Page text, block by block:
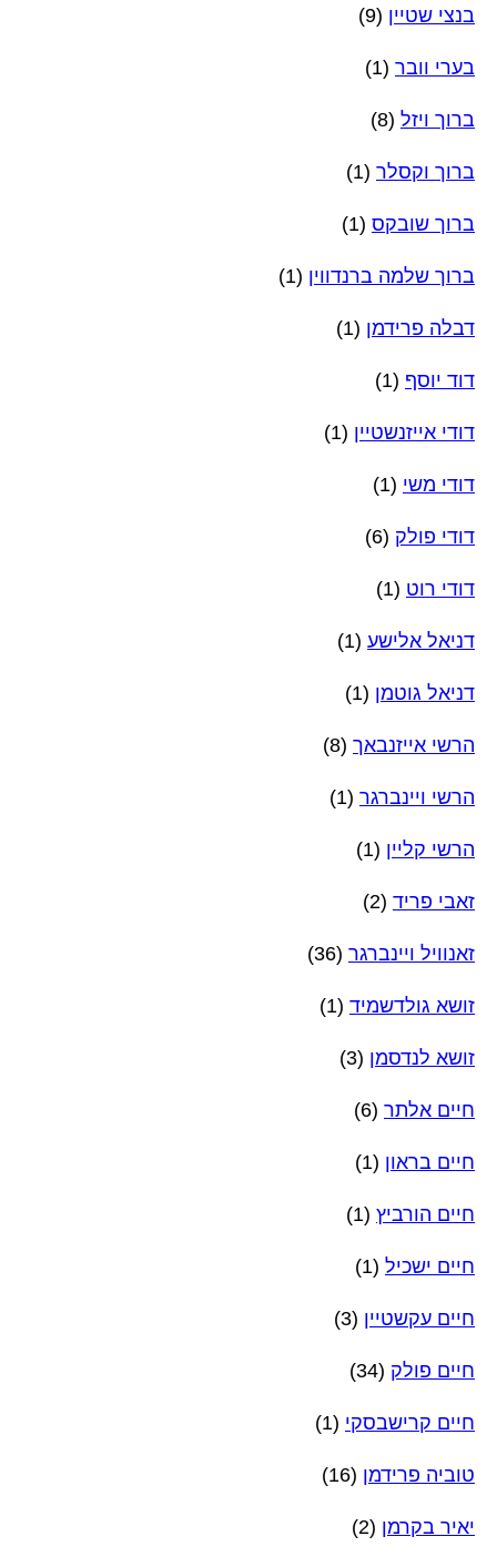
בנצי שטיין (9)
בערי וובר (1)
ברוך ויזל (8)
ברוך וקסלר (1)
ברוך שובקס (1)
ברוך שלמה ברנדווין (1)
דבלה פרידמן (1)
דוד יוסף (1)
דודי אייזנשטיין (1)
דודי משי (1)
דודי פולק (6)
דודי רוט (1)
דניאל אלישע (1)
דניאל גוטמן (1)
הרשי אייזנבאך (8)
הרשי ויינברגר (1)
הרשי קליין (1)
זאבי פריד (2)
זאנוויל ויינברגר (36)
זושא גולדשמיד (1)
זושא לנדסמן (3)
חיים אלתר (6)
חיים בראון (1)
חיים הורביץ (1)
חיים ישכיל (1)
חיים עקשטיין (3)
חיים פולק (34)
חיים קרישבסקי (1)
טוביה פרידמן (16)
יאיר בקרמן (2)